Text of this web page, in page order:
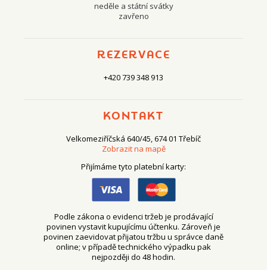
neděle a státní svátky
zavřeno
REZERVACE
+420 739 348 913
KONTAKT
Velkomeziříčská 640/45, 674 01 Třebíč
Zobrazit na mapě
Přijímáme tyto platební karty:
Podle zákona o evidenci tržeb je prodávající
povinen vystavit kupujícímu účtenku. Zároveň je
povinen zaevidovat přijatou tržbu u správce daně
online; v případě technického výpadku pak
nejpozději do 48 hodin.